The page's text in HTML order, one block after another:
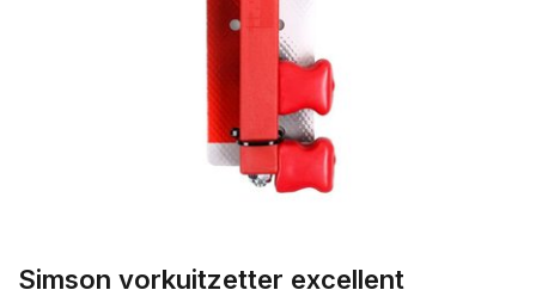
Simson vorkuitzetter excellent